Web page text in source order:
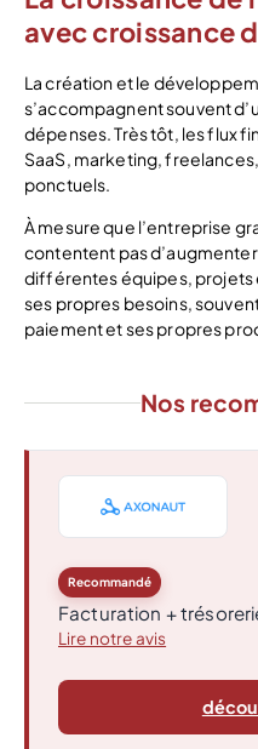
avec croissance
La création et le
s’accompagnent souvent
dépenses. Très tôt, les flux
SaaS, marketing,
ponctuels.
À mesure que l’entreprise
contentent pas
différentes équipes, projets
ses propres besoins,
paiement et ses propres
Nos
Recommandé
Facturation +
Lire notre avis